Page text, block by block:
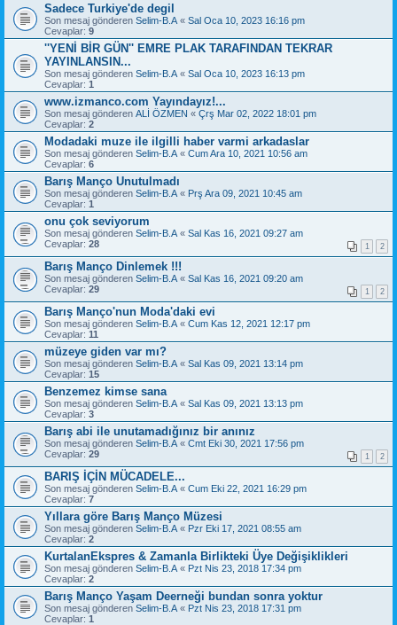
Sadece Turkiye'de degil
Son mesaj gönderen Selim-B.A « Sal Oca 10, 2023 16:16 pm
Cevaplar: 9
''YENİ BİR GÜN'' EMRE PLAK TARAFINDAN TEKRAR
YAYINLANSIN...
Son mesaj gönderen Selim-B.A « Sal Oca 10, 2023 16:13 pm
Cevaplar: 1
www.izmanco.com Yayındayız!...
Son mesaj gönderen ALİ ÖZMEN « Çrş Mar 02, 2022 18:01 pm
Cevaplar: 2
Modadaki muze ile ilgilli haber varmi arkadaslar
Son mesaj gönderen Selim-B.A « Cum Ara 10, 2021 10:56 am
Cevaplar: 6
Barış Manço Unutulmadı
Son mesaj gönderen Selim-B.A « Prş Ara 09, 2021 10:45 am
Cevaplar: 1
onu çok seviyorum
Son mesaj gönderen Selim-B.A « Sal Kas 16, 2021 09:27 am
Cevaplar: 28 1 2
Barış Manço Dinlemek !!!
Son mesaj gönderen Selim-B.A « Sal Kas 16, 2021 09:20 am
Cevaplar: 29 1 2
Barış Manço'nun Moda'daki evi
Son mesaj gönderen Selim-B.A « Cum Kas 12, 2021 12:17 pm
Cevaplar: 11
müzeye giden var mı?
Son mesaj gönderen Selim-B.A « Sal Kas 09, 2021 13:14 pm
Cevaplar: 15
Benzemez kimse sana
Son mesaj gönderen Selim-B.A « Sal Kas 09, 2021 13:13 pm
Cevaplar: 3
Barış abi ile unutamadığınız bir anınız
Son mesaj gönderen Selim-B.A « Cmt Eki 30, 2021 17:56 pm
Cevaplar: 29 1 2
BARIŞ İÇİN MÜCADELE...
Son mesaj gönderen Selim-B.A « Cum Eki 22, 2021 16:29 pm
Cevaplar: 7
Yıllara göre Barış Manço Müzesi
Son mesaj gönderen Selim-B.A « Pzr Eki 17, 2021 08:55 am
Cevaplar: 2
KurtalanEkspres & Zamanla Birlikteki Üye Değişiklikleri
Son mesaj gönderen Selim-B.A « Pzt Nis 23, 2018 17:34 pm
Cevaplar: 2
Barış Manço Yaşam Deerneği bundan sonra yoktur
Son mesaj gönderen Selim-B.A « Pzt Nis 23, 2018 17:31 pm
Cevaplar: 1